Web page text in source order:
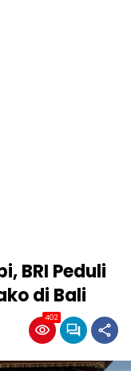
BRI Peduli
di Bali
402